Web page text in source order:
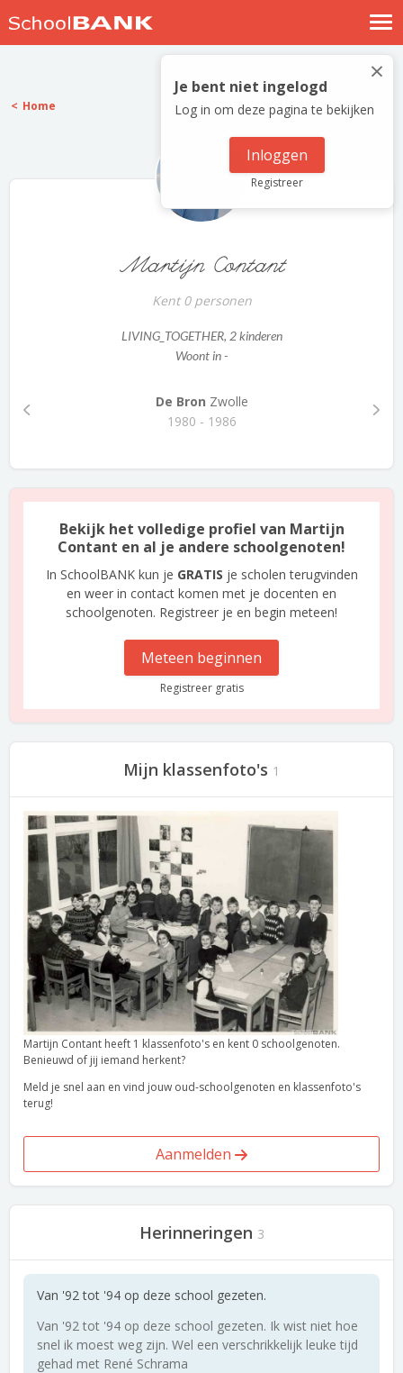
Nostalgische verhalen
Log in
Meld je gratis aan
×
Je bent niet ingelogd
Log in om deze pagina te bekijken
Inloggen
Registreer
Home
Martijn Contant
Kent 0 personen
LIVING_TOGETHER, 2 kinderen
Woont in -
De Bron Zwolle
1980 - 1986
Bekijk het volledige profiel van Martijn
Contant en al je andere schoolgenoten!
In SchoolBANK kun je GRATIS je scholen terugvinden
en weer in contact komen met je docenten en
schoolgenoten. Registreer je en begin meteen!
Meteen beginnen
Registreer gratis
Mijn klassenfoto's 1
Martijn Contant heeft 1 klassenfoto's en kent 0 schoolgenoten.
Benieuwd of jij iemand herkent?
Meld je snel aan en vind jouw oud-schoolgenoten en klassenfoto's
terug!
Aanmelden
Herinneringen 3
Van '92 tot '94 op deze school gezeten.
Van '92 tot '94 op deze school gezeten. Ik wist niet hoe
snel ik moest weg zijn. Wel een verschrikkelijk leuke tijd
gehad met René Schrama